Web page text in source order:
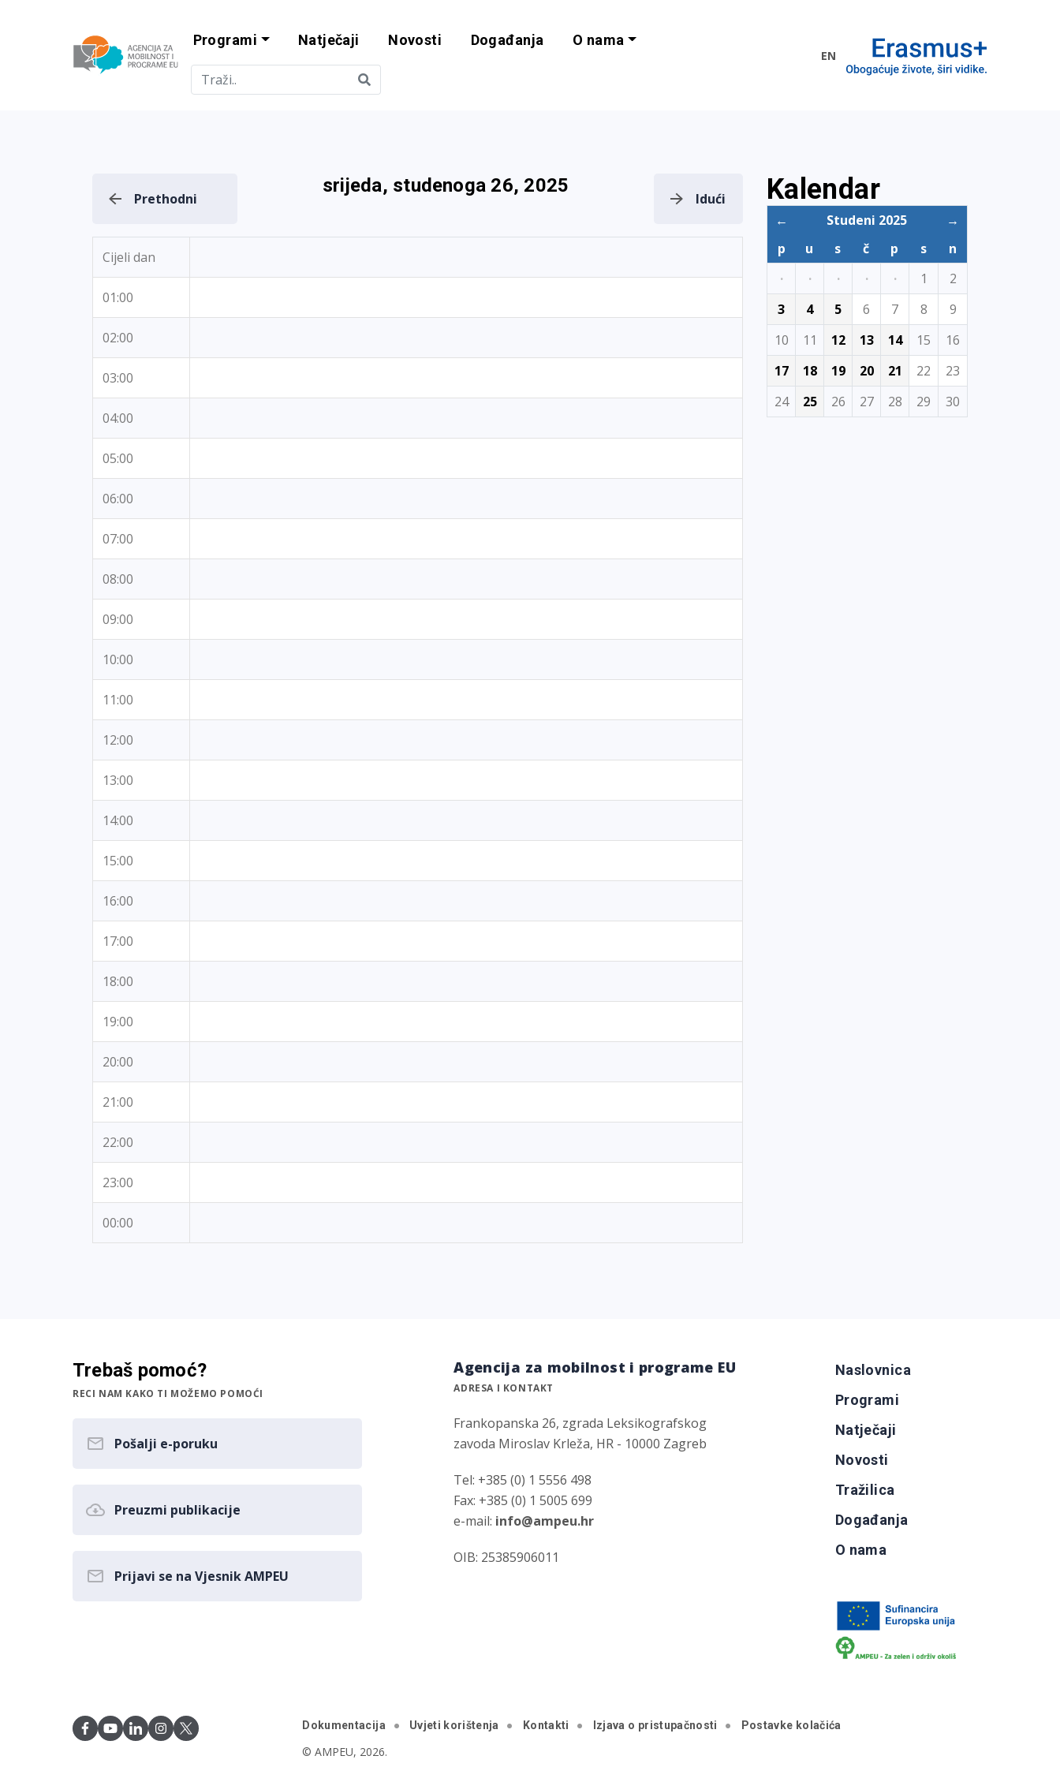
Agencija za mobilnost i programe EU
Programi Natječaji Novosti Događanja O nama
EN
Prethodni
srijeda, studenoga 26, 2025
Idući
Cijeli dan
01:00
02:00
03:00
04:00
05:00
06:00
07:00
08:00
09:00
10:00
11:00
12:00
13:00
14:00
15:00
16:00
17:00
18:00
19:00
20:00
21:00
22:00
23:00
00:00
Kalendar
← Studeni 2025
→
p
u s č p s
n
·
· · · · 1
2
3
4 5 6 7 8
9
10
11 12 13 14 15
16
17
18 19 20 21 22
23
24
25 26 27 28 29 30
Trebaš pomoć?
RECI NAM KAKO TI MOŽEMO POMOĆI
Pošalji e-poruku
Preuzmi publikacije
Prijavi se na Vjesnik AMPEU
Agencija za mobilnost i programe EU
ADRESA I KONTAKT
Frankopanska 26, zgrada Leksikografskog
zavoda Miroslav Krleža, HR - 10000 Zagreb
Tel: +385 (0) 1 5556 498
Fax: +385 (0) 1 5005 699
e-mail: info@ampeu.hr
OIB: 25385906011
Naslovnica
Programi
Natječaji
Novosti
Tražilica
Događanja
O nama
Dokumentacija Uvjeti korištenja Kontakti Izjava o pristupačnosti Postavke kolačića
© AMPEU, 2026.